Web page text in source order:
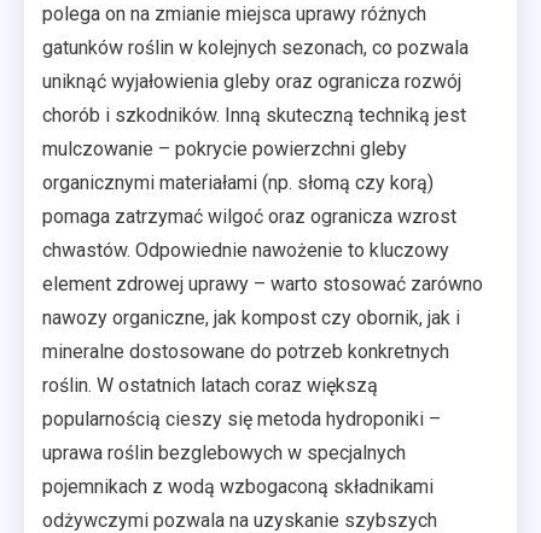
polega on na zmianie miejsca uprawy różnych
gatunków roślin w kolejnych sezonach, co pozwala
uniknąć wyjałowienia gleby oraz ogranicza rozwój
chorób i szkodników. Inną skuteczną techniką jest
mulczowanie – pokrycie powierzchni gleby
organicznymi materiałami (np. słomą czy korą)
pomaga zatrzymać wilgoć oraz ogranicza wzrost
chwastów. Odpowiednie nawożenie to kluczowy
element zdrowej uprawy – warto stosować zarówno
nawozy organiczne, jak kompost czy obornik, jak i
mineralne dostosowane do potrzeb konkretnych
roślin. W ostatnich latach coraz większą
popularnością cieszy się metoda hydroponiki –
uprawa roślin bezglebowych w specjalnych
pojemnikach z wodą wzbogaconą składnikami
odżywczymi pozwala na uzyskanie szybszych